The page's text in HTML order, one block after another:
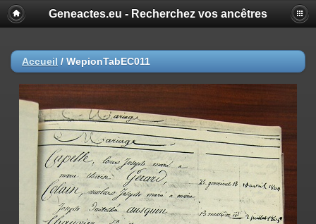
Geneactes.eu - Recherchez vos ancêtres
Accueil / WepionTabEC011